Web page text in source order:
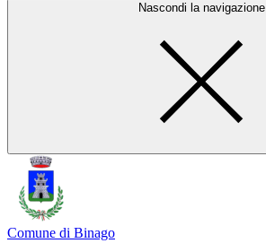
Nascondi la navigazione
Comune di Binago